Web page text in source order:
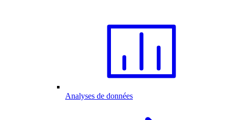
Analyses de données